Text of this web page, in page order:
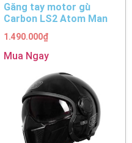
Găng tay motor gù
Carbon LS2 Atom Man
1.490.000₫
Mua Ngay